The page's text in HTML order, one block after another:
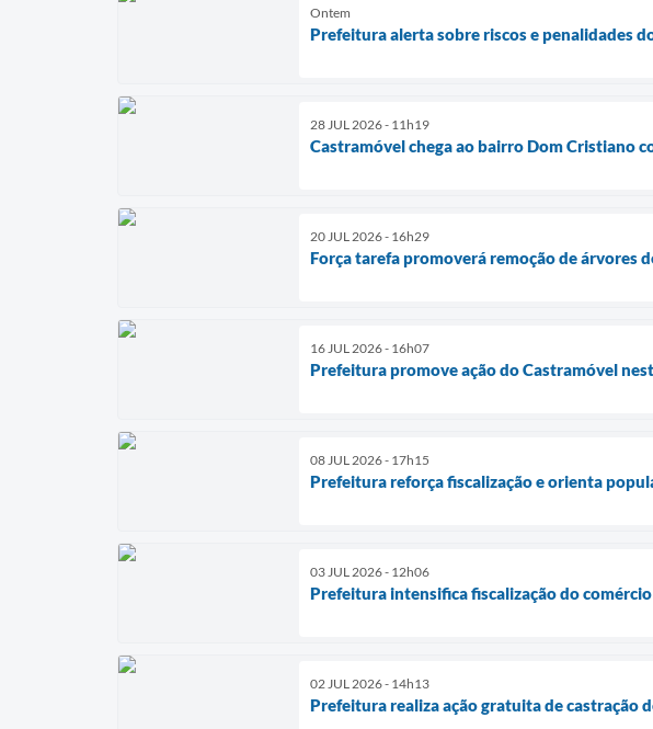
Ontem
Prefeitura alerta sobre riscos e penalidades
28 JUL 2026 - 11h19
Castramóvel chega ao bairro Dom Cristiano
20 JUL 2026 - 16h29
Força tarefa promoverá remoção de árvores
16 JUL 2026 - 16h07
Prefeitura promove ação do Castramóvel
08 JUL 2026 - 17h15
Prefeitura reforça fiscalização e orienta
03 JUL 2026 - 12h06
Prefeitura intensifica fiscalização do
02 JUL 2026 - 14h13
Prefeitura realiza ação gratuita de castração